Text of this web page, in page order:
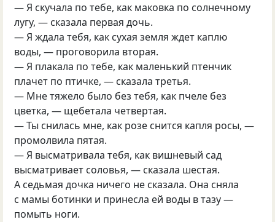
— Я скучала по тебе, как маковка по солнечному
лугу, — сказала первая дочь.
— Я ждала тебя, как сухая земля ждет каплю
воды, — проговорила вторая.
— Я плакала по тебе, как маленький птенчик
плачет по птичке, — сказала третья.
— Мне тяжело было без тебя, как пчеле без
цветка, — щебетала четвертая.
— Ты снилась мне, как розе снится капля росы, —
промолвила пятая.
— Я высматривала тебя, как вишневый сад
высматривает соловья, — сказала шестая.
А седьмая дочка ничего не сказала. Она сняла
с мамы ботинки и принесла ей воды в тазу —
помыть ноги.